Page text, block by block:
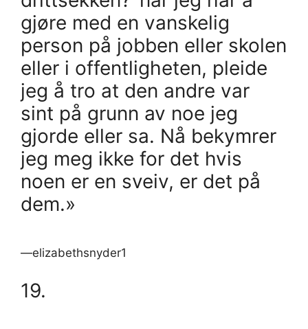
gjøre med en vanskelig
person på jobben eller skolen
eller i offentligheten, pleide
jeg å tro at den andre var
sint på grunn av noe jeg
gjorde eller sa. Nå bekymrer
jeg meg ikke for det hvis
noen er en sveiv, er det på
dem.»
—elizabethsnyder1
19.